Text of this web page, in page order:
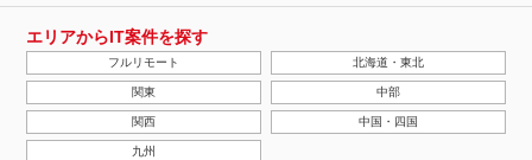
正、その他個人情報の安全管理のために必要かつ適切な措置を講じ
ます。
当社の個人情報の取扱いに関する苦情、相談等の問合せ先
株式会社ＰＥ－ＢＡＮＫ 個人情報相談窓口
FAX：03-3446-4180
Email：privacy@mcea.co.jp
【2019年10月7日 改訂】
エリアからIT案件を探す
フルリモート 北海道・東北
関東 中部
関西 中国・四国
九州